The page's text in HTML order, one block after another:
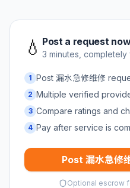
💧 Post a request
3 minutes, completely
1 Post 漏水急修维修
2 Multiple verified
3 Compare ratings and
4 Pay after service is
Post 漏水急修
Optional escrow